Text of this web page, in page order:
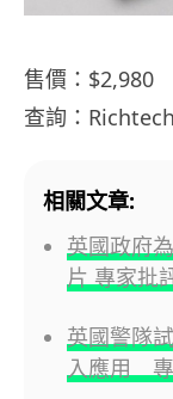
售價：$2,980
查詢：
相關文章:
英國政府
片 專家批
英國警隊
入應用 專